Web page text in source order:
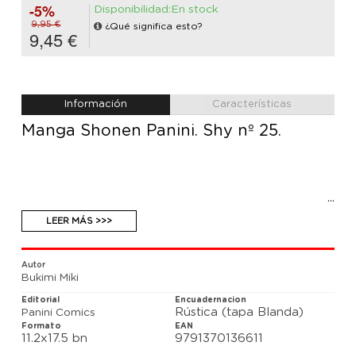
-5%
9,95 €
9,45 €
Disponibilidad:En stock
¿Qué significa esto?
Información Características
Manga Shonen Panini. Shy nº 25.
LEER MÁS >>>
Autor
Bukimi Miki
Editorial
Panini Comics
Encuadernacion
Rústica (tapa Blanda)
Formato
11.2x17.5 bn
EAN
9791370136611